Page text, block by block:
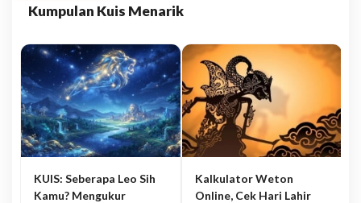
Kumpulan Kuis Menarik
KUIS: Seberapa Leo Sih
Kamu? Mengukur
Kalkulator Weton
Online, Cek Hari Lahir